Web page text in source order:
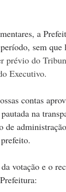
a
sem que
prévio do
Executivo.
contas
na
votação e o